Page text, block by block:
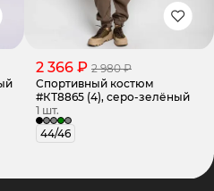
2 366 ₽ 2 980 ₽
Спортивный костюм
#КТ8865 (4), серо-зелёный
1 шт.
44/46